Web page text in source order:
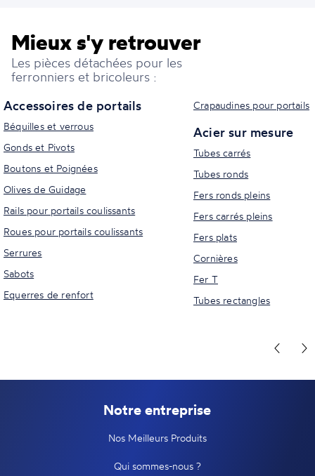
Mieux s'y retrouver
Les pièces détachées pour les
ferronniers et bricoleurs :
Accessoires de portails
Béquilles et verrous
Gonds et Pivots
Boutons et Poignées
Olives de Guidage
Rails pour portails coulissants
Roues pour portails coulissants
Serrures
Sabots
Equerres de renfort
Crapaudines pour portails
Acier sur mesure
Tubes carrés
Tubes ronds
Fers ronds pleins
Fers carrés pleins
Fers plats
Cornières
Fer T
Tubes rectangles
Notre entreprise
Nos Meilleurs Produits
Qui sommes-nous ?